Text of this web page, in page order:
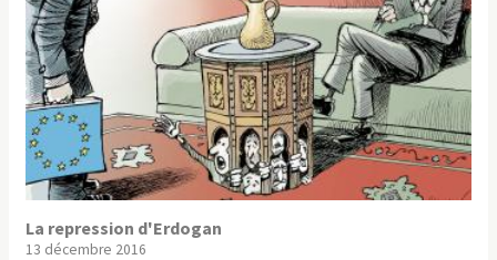
La repression d'Erdogan
13 décembre 2016